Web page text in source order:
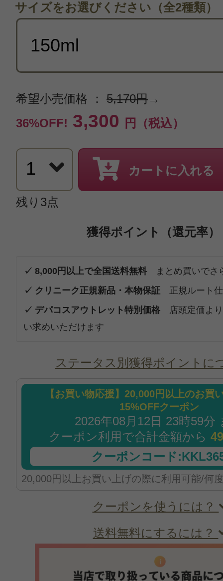
サイズをお選びください（全2種類）
希望小売価格 ： 5,170円→
36%OFF! 3,300 円（税込）
カートに入れる
残り3点
獲得ポイント（還元率）
✓ 8,000円以上で全国送料無料 まとめ買いでさ
✓ クリニーク正規新品・本物保証 正規ルート
✓ デパコスアウトレット特別価格 店頭定価よ
い求めいただけます
ステータス別獲得ポイントに
【お買い物応援】20,000円以上のお買
15%OFFクーポン
2026年08月12日 23時59分
クーポン利用で合計金額から
クーポンコード
20,000円以上お買い上げの際に利用可能/何
クーポンを使うには？
送料無料にするには？